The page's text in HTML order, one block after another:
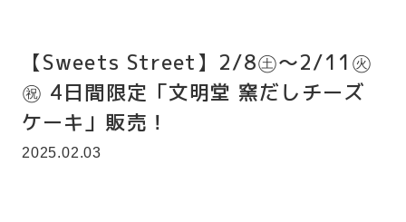
【Sweets Street】2/8㊏～2/11㊋
㊗ 4日間限定「文明堂 窯だしチーズ
ケーキ」販売！
2025.02.03